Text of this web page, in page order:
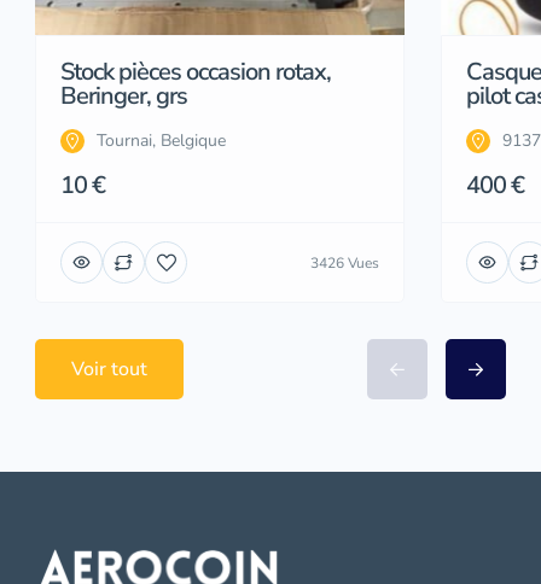
Stock pièces occasion rotax,
Beringer, grs
Tournai, Belgique
10 €
3426 Vues
pilot
400 €
Voir tout